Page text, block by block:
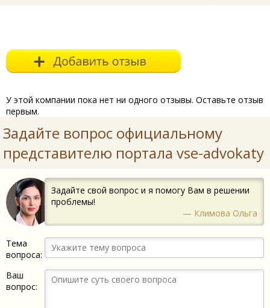
У этой компании пока нет ни одного отзывы. Оставьте отзыв
первым.
Задайте вопрос официальному
представителю портала vse-advokaty
Задайте свой вопрос и я помогу Вам в решении
проблемы!
— Климова Ольга
Тема
вопроса:
Ваш
вопрос: